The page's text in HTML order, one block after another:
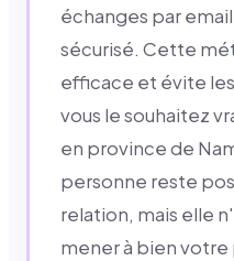
échanges par
sécurisé. Cette
efficace et évite
vous le souhaitez
en province de
personne reste
relation, mais elle
mener à bien